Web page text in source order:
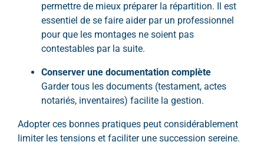
permettre de mieux préparer la répartition. Il est
essentiel de se faire aider par un professionnel
pour que les montages ne soient pas
contestables par la suite.
Conserver une documentation complète
Garder tous les documents (testament, actes
notariés, inventaires) facilite la gestion.
Adopter ces bonnes pratiques peut considérablement
limiter les tensions et faciliter une succession sereine.